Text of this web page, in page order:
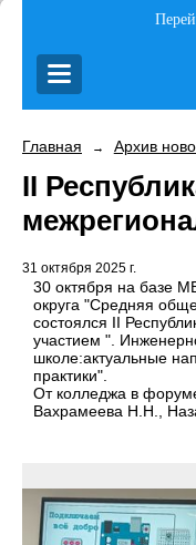
Главная → Архив
II
31 октября 2025 г.
30 октября на базе
округа "Средняя
состоялся II
участием ".
школе:актуальные
практики".
От колледжа в
Вахрамеева Н.Н.,